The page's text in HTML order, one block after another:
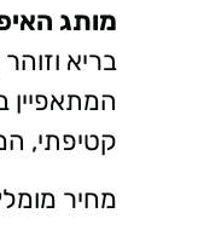
מותג
המתאפיין
קטיפתי,
מחיר מומלץ: 65